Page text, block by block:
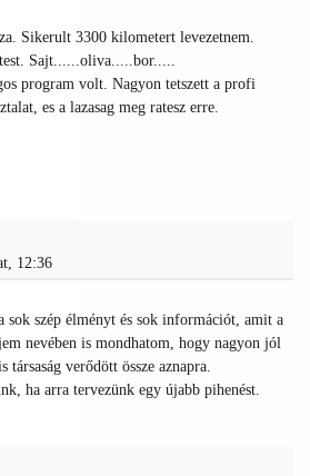
Sikerult 3300 kilometert levezetnem.
Sajt......oliva.....bor.....
program volt. Nagyon tetszett a profi
es a lazasag meg ratesz erre.
12:36
sok szép élményt és sok információt, amit a
nevében is mondhatom, hogy nagyon jól
verődött össze aznapra.
ha arra tervezünk egy újabb pihenést.